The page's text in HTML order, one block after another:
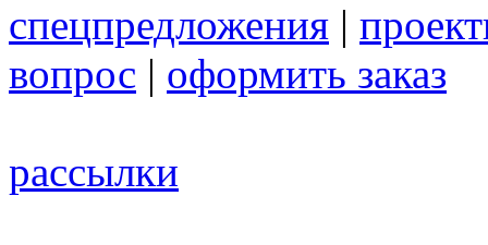
спецпредложения |
вопрос | оформить заказ
рассылки